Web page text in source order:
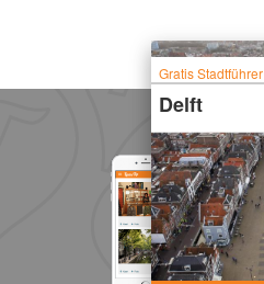
Gratis Stadtführer
Delft